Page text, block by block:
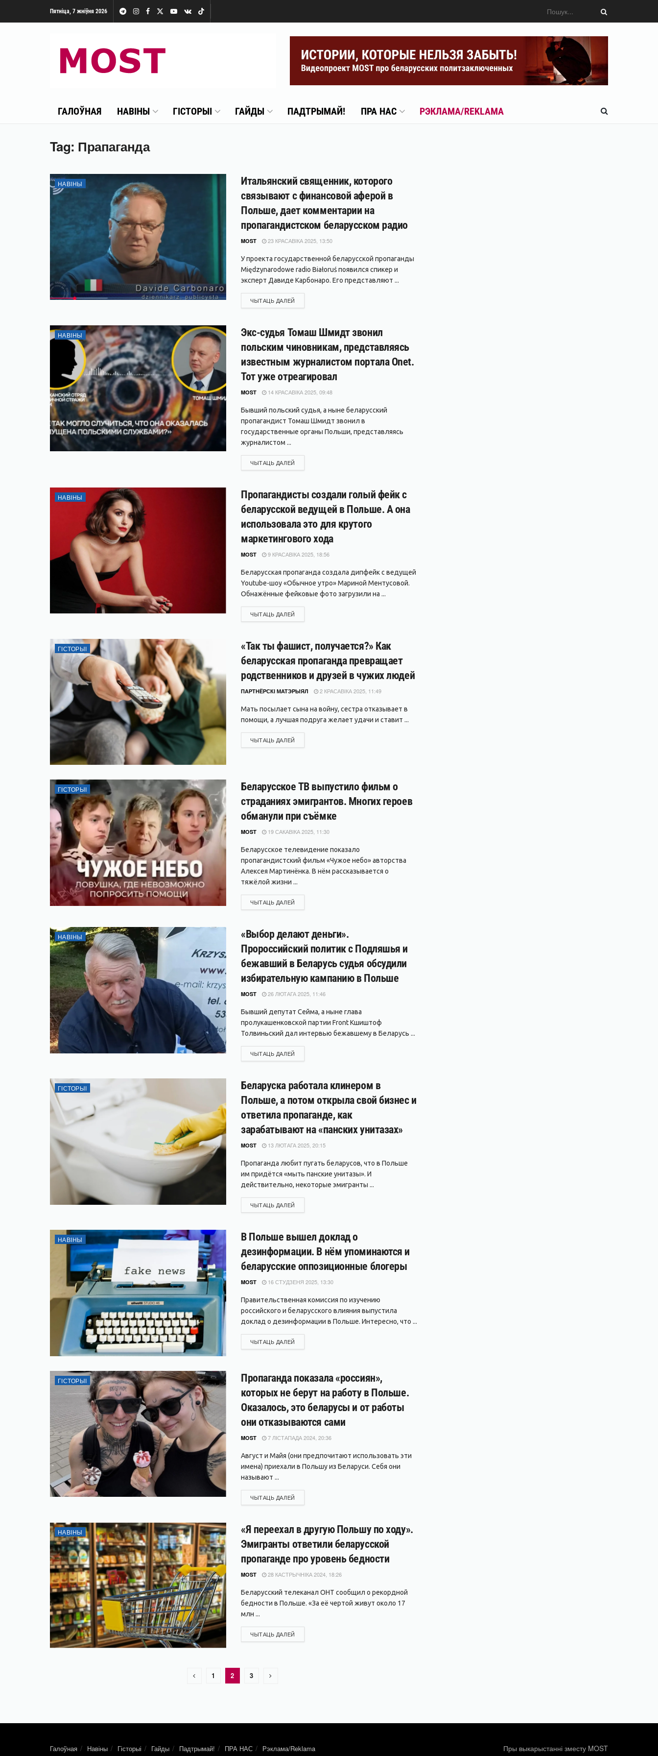
Пятніца, 7 жніўня 2026
ГАЛОЎНАЯ НАВІНЫ ГІСТОРЫІ ГАЙДЫ ПАДТРЫМАЙ! ПРА НАС РЭКЛАМА/REKLAMA
Tag: Прапаганда
НАВІНЫ
Итальянский священник, которого
связывают с финансовой аферой в
Польше, дает комментарии на
пропагандистском беларусском радио
MOST 23 КРАСАВІКА 2025, 13:50
У проекта государственной беларусской пропаганды
Międzynarodowe radio Białoruś появился спикер и
эксперт Давиде Карбонаро. Его представляют ...
ЧЫТАЦЬ ДАЛЕЙ
НАВІНЫ
Экс-судья Томаш Шмидт звонил
польским чиновникам, представляясь
известным журналистом портала Onet.
Тот уже отреагировал
MOST 14 КРАСАВІКА 2025, 09:48
Бывший польский судья, а ныне беларусский
пропагандист Томаш Шмидт звонил в
государственные органы Польши, представляясь
журналистом ...
ЧЫТАЦЬ ДАЛЕЙ
НАВІНЫ
Пропагандисты создали голый фейк с
беларусской ведущей в Польше. А она
использовала это для крутого
маркетингового хода
MOST 9 КРАСАВІКА 2025, 18:56
Беларусская пропаганда создала дипфейк с ведущей
Youtube-шоу «Обычное утро» Мариной Ментусовой.
Обнажённые фейковые фото загрузили на ...
ЧЫТАЦЬ ДАЛЕЙ
ГІСТОРЫІ
«Так ты фашист, получается?» Как
беларусская пропаганда превращает
родственников и друзей в чужих людей
ПАРТНЁРСКІ МАТЭРЫЯЛ 2 КРАСАВІКА 2025, 11:49
Мать посылает сына на войну, сестра отказывает в
помощи, а лучшая подруга желает удачи и ставит ...
ЧЫТАЦЬ ДАЛЕЙ
ГІСТОРЫІ
Беларусское ТВ выпустило фильм о
страданиях эмигрантов. Многих героев
обманули при съёмке
MOST 19 САКАВІКА 2025, 11:30
Беларусское телевидение показало
пропагандистский фильм «Чужое небо» авторства
Алексея Мартинёнка. В нём рассказывается о
тяжёлой жизни ...
ЧЫТАЦЬ ДАЛЕЙ
НАВІНЫ
«Выбор делают деньги».
Пророссийский политик с Подляшья и
бежавший в Беларусь судья обсудили
избирательную кампанию в Польше
MOST 26 ЛЮТАГА 2025, 11:46
Бывший депутат Сейма, а ныне глава
пролукашенковской партии Front Кшиштоф
Толвиньский дал интервью бежавшему в Беларусь ...
ЧЫТАЦЬ ДАЛЕЙ
ГІСТОРЫІ
Беларуска работала клинером в
Польше, а потом открыла свой бизнес и
ответила пропаганде, как
зарабатывают на «панских унитазах»
MOST 13 ЛЮТАГА 2025, 20:15
Пропаганда любит пугать беларусов, что в Польше
им придётся «мыть панские унитазы». И
действительно, некоторые эмигранты ...
ЧЫТАЦЬ ДАЛЕЙ
НАВІНЫ
В Польше вышел доклад о
дезинформации. В нём упоминаются и
беларусские оппозиционные блогеры
MOST 16 СТУДЗЕНЯ 2025, 13:30
Правительственная комиссия по изучению
российского и беларусского влияния выпустила
доклад о дезинформации в Польше. Интересно, что ...
ЧЫТАЦЬ ДАЛЕЙ
ГІСТОРЫІ
Пропаганда показала «россиян»,
которых не берут на работу в Польше.
Оказалось, это беларусы и от работы
они отказываются сами
MOST 7 ЛІСТАПАДА 2024, 20:36
Август и Майя (они предпочитают использовать эти
имена) приехали в Польшу из Беларуси. Себя они
называют ...
ЧЫТАЦЬ ДАЛЕЙ
НАВІНЫ
«Я переехал в другую Польшу по ходу».
Эмигранты ответили беларусской
пропаганде про уровень бедности
MOST 28 КАСТРЫЧНІКА 2024, 18:26
Беларусский телеканал ОНТ сообщил о рекордной
бедности в Польше. «За её чертой живут около 17
млн ...
ЧЫТАЦЬ ДАЛЕЙ
1 2 3
Галоўная Навіны Гісторыі Гайды Падтрымай! ПРА НАС Рэклама/Reklama
Пры выкарыстанні зместу MOST